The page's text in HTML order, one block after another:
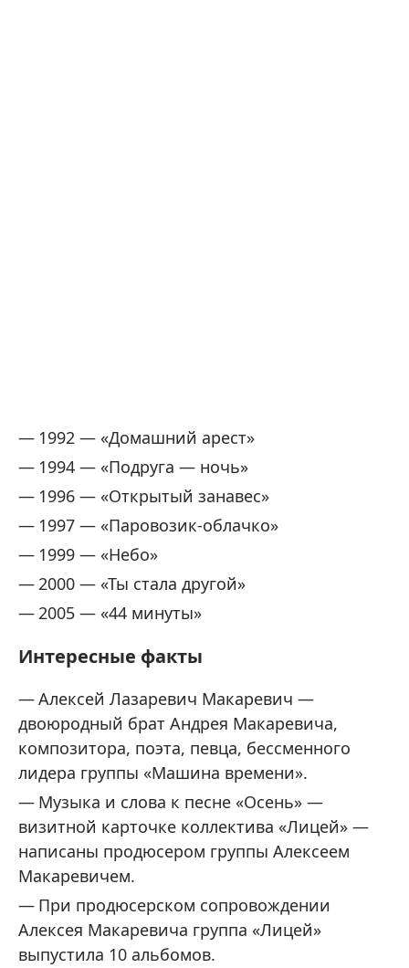
1992 — «Домашний арест»
1994 — «Подруга — ночь»
1996 — «Открытый занавес»
1997 — «Паровозик-облачко»
1999 — «Небо»
2000 — «Ты стала другой»
2005 — «44 минуты»
Интересные факты
Алексей Лазаревич Макаревич —
двоюродный брат Андрея Макаревича,
композитора, поэта, певца, бессменного
лидера группы «Машина времени».
Музыка и слова к песне «Осень» —
визитной карточке коллектива «Лицей» —
написаны продюсером группы Алексеем
Макаревичем.
При продюсерском сопровождении
Алексея Макаревича группа «Лицей»
выпустила 10 альбомов.